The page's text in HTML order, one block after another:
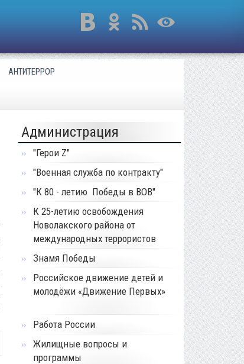
АНТИТЕРРОР
Администрация
"Герои Z"
"Военная служба по контракту"
"К 80 - летию Победы в ВОВ"
К 25-летию освобождения
Новолакского района от
международных террористов
Знамя Победы
Российское движение детей и
молодёжи «Движение Первых»
Работа России
Жилищные вопросы и
программы